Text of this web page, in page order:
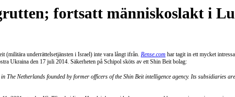
fortsatt människoslakt i
(militära underrättelsetjänsten i Israel) inte vara långt ifrån. Rense.com har tagit in ett mycket
Ukraina den 17 juli 2014. Säkerheten på Schipol sköts av ett Shin Beit bolag:
Netherlands founded by former officers of the Shin Beit intelligence agency. Its subsidiaries